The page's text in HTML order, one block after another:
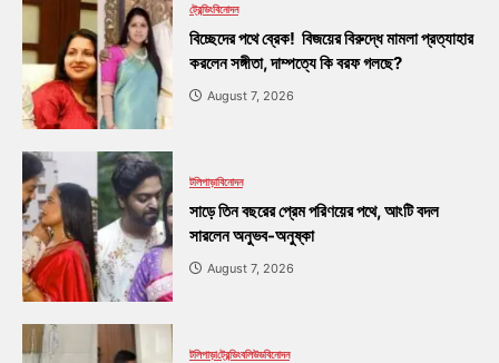
ট্রেন্ডিংবিনোদন
বিচ্ছেদের পথে ব্রেক! বিজয়ের বিরুদ্ধে মামলা প্রত্যাহার
করলেন সঙ্গীতা, দাম্পত্যে কি বরফ গলছে?
August 7, 2026
টলিপাড়াবিনোদন
সাড়ে তিন বছরের প্রেম পরিণয়ের পথে, আংটি বদল
সারলেন অনুভব-অনুষ্কা
August 7, 2026
টলিপাড়াট্রেন্ডিংবলিউডবিনোদন